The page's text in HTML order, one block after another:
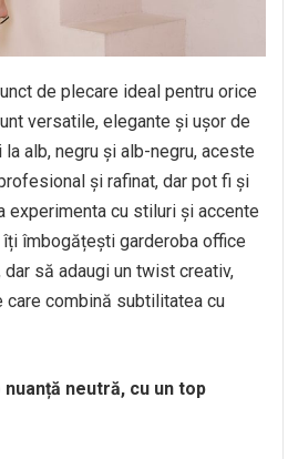
de plecare ideal pentru orice
versatile, elegante și ușor de
alb, negru și alb-negru, aceste
și rafinat, dar pot fi și
experimenta cu stiluri și accente
îmbogățești garderoba office
să adaugi un twist creativ,
care combină subtilitatea cu
neutră, cu un top